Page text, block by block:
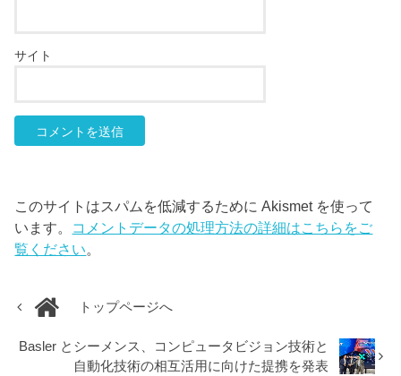
サイト
このサイトはスパムを低減するために Akismet を使って
います。 コメントデータの処理方法の詳細はこちらをご
覧ください。
トップページへ
Basler とシーメンス、コンピュータビジョン技術と
自動化技術の相互活用に向けた提携を発表